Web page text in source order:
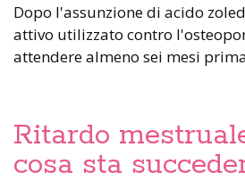
Dopo l'assunzione di acido zoledronico, principio
attivo utilizzato contro
attendere almeno sei mesi
Ritardo
cosa sta